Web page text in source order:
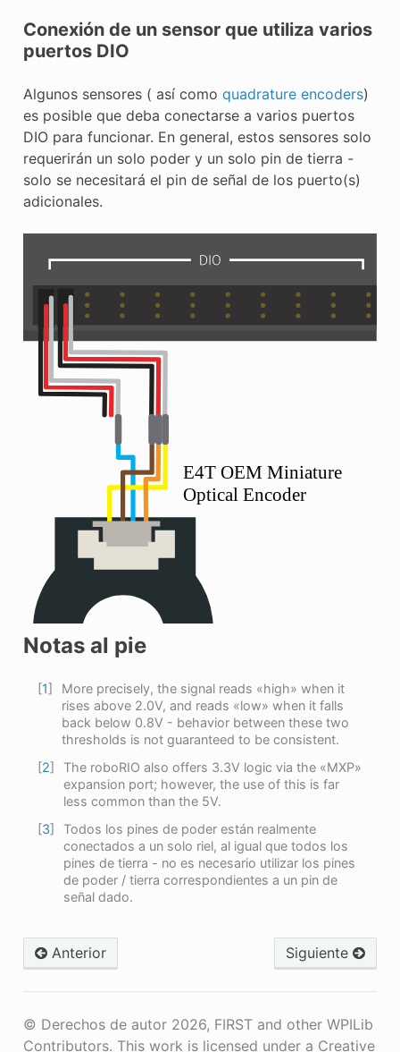
Conexión de un sensor que utiliza varios
puertos DIO
Algunos sensores ( así como quadrature encoders)
es posible que deba conectarse a varios puertos
DIO para funcionar. En general, estos sensores solo
requerirán un solo poder y un solo pin de tierra -
solo se necesitará el pin de señal de los puerto(s)
adicionales.
Notas al pie
[1]
More precisely, the signal reads «high» when it
rises above 2.0V, and reads «low» when it falls
back below 0.8V - behavior between these two
thresholds is not guaranteed to be consistent.
[2]
The roboRIO also offers 3.3V logic via the «MXP»
expansion port; however, the use of this is far
less common than the 5V.
[3]
Todos los pines de poder están realmente
conectados a un solo riel, al igual que todos los
pines de tierra - no es necesario utilizar los pines
de poder / tierra correspondientes a un pin de
señal dado.
Anterior Siguiente
© Derechos de autor 2026, FIRST and other WPILib
Contributors. This work is licensed under a Creative